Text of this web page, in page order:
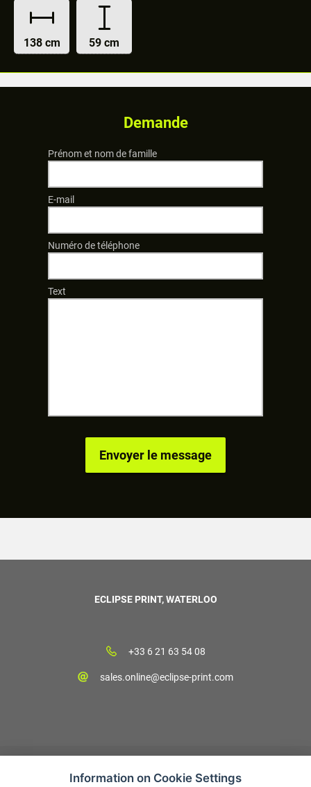
138 cm 59 cm
Demande
Prénom et nom de famille
E-mail
Numéro de téléphone
Text
ECLIPSE PRINT, WATERLOO
+33 6 21 63 54 08
sales.online@eclipse-print.com
Information on Cookie Settings